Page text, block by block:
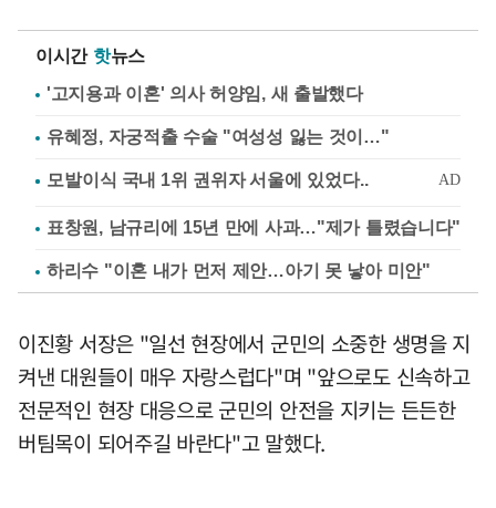
이시간 핫뉴스
'고지용과 이혼' 의사 허양임, 새 출발했다
유혜정, 자궁적출 수술 "여성성 잃는 것이…"
표창원, 남규리에 15년 만에 사과…"제가 틀렸습니다"
하리수 "이혼 내가 먼저 제안…아기 못 낳아 미안"
이진황 서장은 "일선 현장에서 군민의 소중한 생명을 지
켜낸 대원들이 매우 자랑스럽다"며 "앞으로도 신속하고
전문적인 현장 대응으로 군민의 안전을 지키는 든든한
버팀목이 되어주길 바란다"고 말했다.